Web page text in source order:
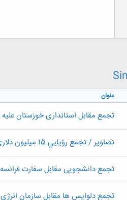
عنوان
تجمع مقابل استانداری خوزستان
تصاویر / تجمع رؤيايي 15 ميليون دلاري
تجمع دانشجویی مقابل سفارت
تجمع دلواپس ها مقابل سازمان